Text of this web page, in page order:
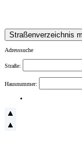
Adresssuche
Straße:
Hausnummer: